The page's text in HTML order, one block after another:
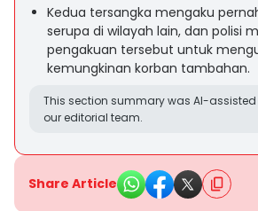
Kedua tersangka mengaku
serupa di wilayah lain, dan polisi
pengakuan tersebut untuk
kemungkinan korban tambahan.
This section summary was AI-
our editorial team.
Share Article